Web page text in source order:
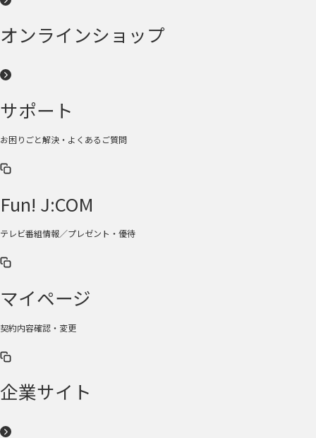
オンラインショップ
サポート
お困りごと解決・よくあるご質問
Fun! J:COM
テレビ番組情報／プレゼント・優待
マイページ
契約内容確認・変更
企業サイト